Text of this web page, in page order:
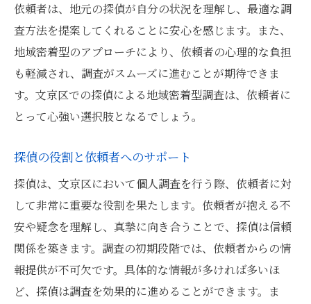
探偵の地元知識がもたらす安心感
地域密着型サービスの安心感
文京区特有の課題に応える調査
依頼者に提供される具体的な安心感
探偵が解決する文京区特有の問題と依頼者の信
文京区での特有の問題解決事例
探偵の調査がもたらす信頼の構築
地域に根ざした調査の強み
探偵が提供する信頼性の高い情報
依頼者の信頼を得るためのプロセス
文京区特有のニーズに応える探偵
依頼者は、地元の探偵が自分の状況を理解し、最適な調
査方法を提案してくれることに安心を感じます。また、
地域密着型のアプローチにより、依頼者の心理的な負担
も軽減され、調査がスムーズに進むことが期待できま
す。文京区での探偵による地域密着型調査は、依頼者に
とって心強い選択肢となるでしょう。
探偵の役割と依頼者へのサポート
探偵は、文京区において個人調査を行う際、依頼者に対
して非常に重要な役割を果たします。依頼者が抱える不
安や疑念を理解し、真摯に向き合うことで、探偵は信頼
関係を築きます。調査の初期段階では、依頼者からの情
報提供が不可欠です。具体的な情報が多ければ多いほ
ど、探偵は調査を効果的に進めることができます。ま